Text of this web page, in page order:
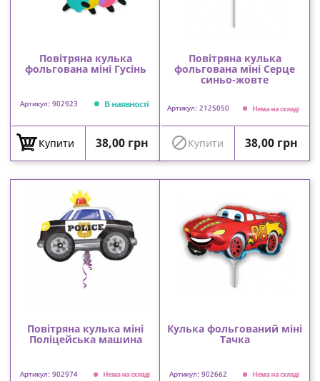
Повітряна кулька
фольгована міні Гусінь
Артикул: 902923 В наявності
Купити Ціна
38,00 грн
Повітряна кулька
фольгована міні Серце
синьо-жовте
Артикул: 2125050 Нема на складі
Купити Ціна
38,00 грн
Повітряна кулька міні
Поліцейська машина
Артикул: 902974 Нема на складі
Кулька фольгований міні
Тачка
Артикул: 902662 Нема на складі